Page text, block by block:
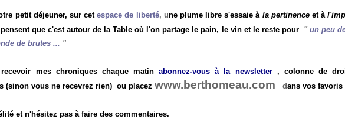
petit déjeuner, sur cetespace de liberté, une plume libre s'essaie à la pertinenceet à
que c'est autour de la Table où l'on partage le pain, le vin et le reste pour "un peu
de brutes ... "
mes chroniques chaque matinabonnez-vous à la newsletter, colonne de
(sinon vous ne recevrez rien) ou placez www.berthomeau.com dans vos favoris
et n'hésitez pas à faire des commentaires.